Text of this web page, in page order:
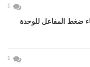
0
ضغط المفاعل للوحدة
0